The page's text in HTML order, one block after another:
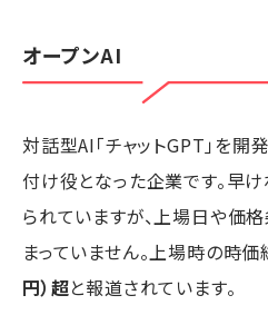
オープンAI
対話型AI「チャットGPT」を開
付け役となった企業です。早
られていますが、上場日や価
まっていません。上場時の時
円）超と報道されています。